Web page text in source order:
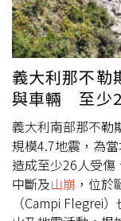
北市消防局強調，
念，並願意配合消
人的飼養經驗、照
合評估，媒合最適
命的搜救犬，都能
安心的第二人生。
申請的民眾，請詳
防局聯絡人：消防
7668轉6324，電
政府消防局地址：
搶救科 收作業規
義大利那不勒
與車輛 至少
義大利南部那不勒
規模4.7地震，為
造成至少26人受
中斷及山崩 ，位
（Campi Flegrei